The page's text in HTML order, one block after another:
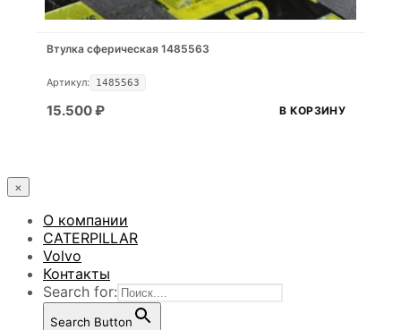
Втулка сферическая 1485563
Артикул: 1485563
15.500₽ В КОРЗИНУ
×
О компании
CATERPILLAR
Volvo
Контакты
Search for:
Search Button